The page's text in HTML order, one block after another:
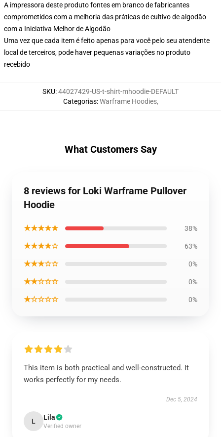
A impressora deste produto fontes em branco de fabricantes
comprometidos com a melhoria das práticas de cultivo de algodão
com a Iniciativa Melhor de Algodão
Uma vez que cada item é feito apenas para você pelo seu atendente
local de terceiros, pode haver pequenas variações no produto
recebido
SKU:44027429-US-t-shirt-mhoodie-DEFAULT
Categorias:Warframe Hoodies,
What Customers Say
8 reviews for Loki Warframe Pullover
Hoodie
★★★★★ 38%
★★★★☆ 63%
★★★☆☆ 0%
★★☆☆☆ 0%
★☆☆☆☆ 0%
This item is both practical and well-constructed. It
works perfectly for my needs.
Dec 5, 2024
L Lila
Verified owner